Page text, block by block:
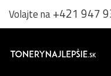
Volajte na+421 947